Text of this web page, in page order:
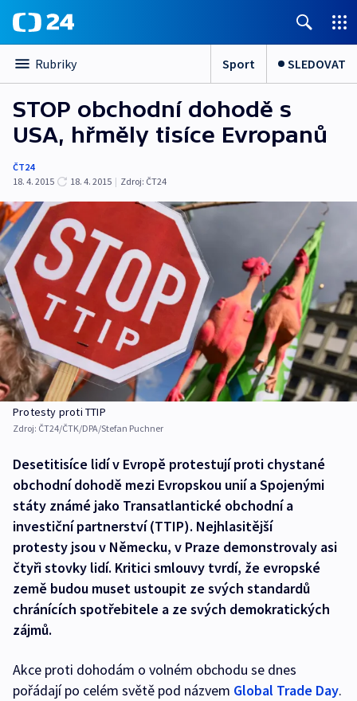
Rubriky Sport SLEDOVAT
STOP obchodní dohodě s
USA, hřměly tisíce Evropanů
ČT24
18. 4. 2015
18. 4. 2015 | Zdroj: ČT24
Protesty proti TTIP
Zdroj: ČT24/ČTK/DPA/Stefan Puchner
Desetitisíce lidí v Evropě protestují proti chystané
obchodní dohodě mezi Evropskou unií a Spojenými
státy známé jako Transatlantické obchodní a
investiční partnerství (TTIP). Nejhlasitější
protesty jsou v Německu, v Praze demonstrovaly asi
čtyři stovky lidí. Kritici smlouvy tvrdí, že evropské
země budou muset ustoupit ze svých standardů
chránících spotřebitele a ze svých demokratických
zájmů.
Akce proti dohodám o volném obchodu se dnes
pořádají po celém světě pod názvem Global Trade Day.